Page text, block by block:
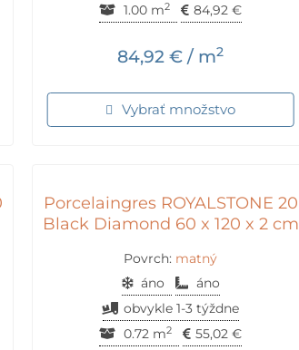
1.00 m2 84,92 €
84,92 € / m2
Vybrať množstvo
Porcelaingres ROYALSTONE 20
Black Diamond 60 x 120 x 2 cm
Povrch: matný
áno
áno
obvykle 1-3 týždne
0.72 m2 55,02 €